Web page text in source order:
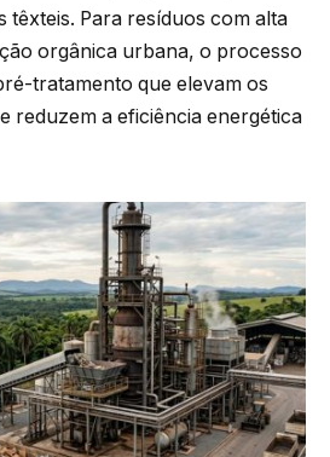
têxteis. Para resíduos com alta
orgânica urbana, o processo
tratamento que elevam os
reduzem a eficiência energética